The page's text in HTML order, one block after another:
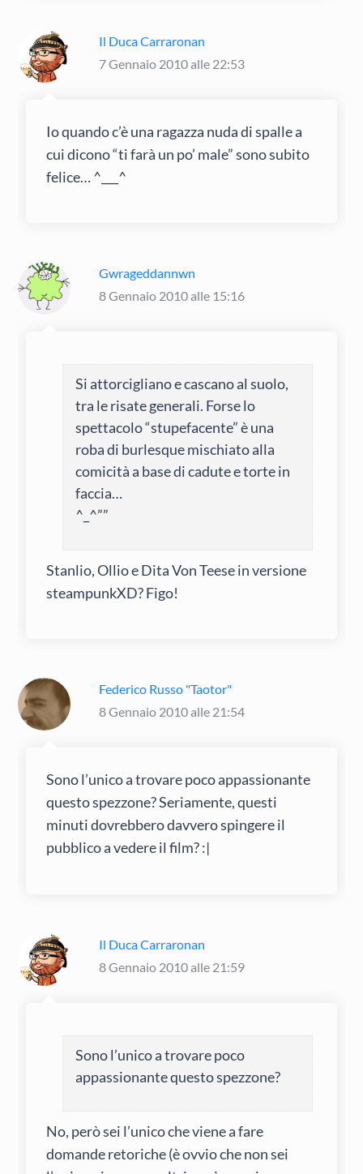
Il Duca Carraronan
7 Gennaio 2010 alle 22:53
Io quando c’è una ragazza nuda di spalle a
cui dicono “ti farà un po’ male” sono subito
felice… ^___^
Gwrageddannwn
8 Gennaio 2010 alle 15:16
Si attorcigliano e cascano al suolo,
tra le risate generali. Forse lo
spettacolo “stupefacente” è una
roba di burlesque mischiato alla
comicità a base di cadute e torte in
faccia…
^_^””
Stanlio, Ollio e Dita Von Teese in versione
steampunkXD? Figo!
Federico Russo "Taotor"
8 Gennaio 2010 alle 21:54
Sono l’unico a trovare poco appassionante
questo spezzone? Seriamente, questi
minuti dovrebbero davvero spingere il
pubblico a vedere il film? :|
Il Duca Carraronan
8 Gennaio 2010 alle 21:59
Sono l’unico a trovare poco
appassionante questo spezzone?
No, però sei l’unico che viene a fare
domande retoriche (è ovvio che non sei